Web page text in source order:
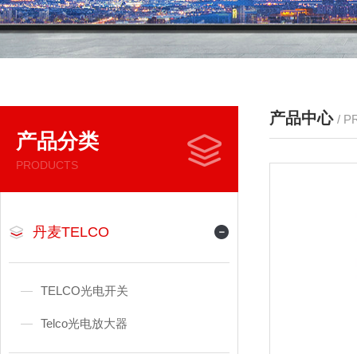
产品分类
PRODUCTS
丹麦TELCO
TELCO光电开关
Telco光电放大器
产品中心 /